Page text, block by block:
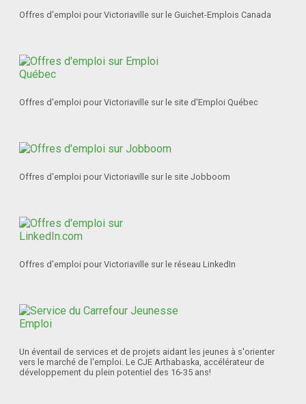
Offres d'emploi pour Victoriaville sur le Guichet-Emplois Canada
Offres d'emploi pour Victoriaville sur le site d'Emploi Québec
Offres d'emploi pour Victoriaville sur le site Jobboom
Offres d'emploi pour Victoriaville sur le réseau LinkedIn
Un éventail de services et de projets aidant les jeunes à s'orienter
vers le marché de l'emploi. Le CJE Arthabaska, accélérateur de
développement du plein potentiel des 16-35 ans!